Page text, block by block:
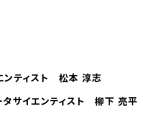
ンティスト 松本 淳志
タサイエンティスト 柳下 亮平